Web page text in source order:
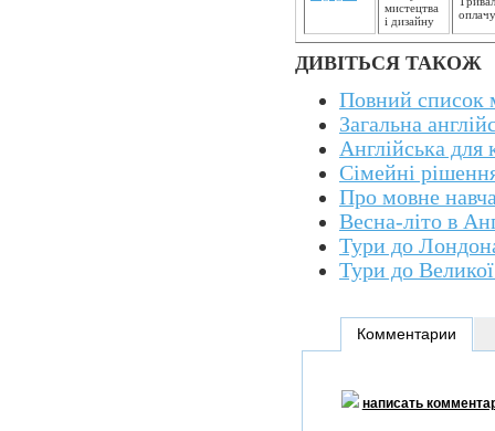
мистецтва
і дизайну
ДИВІТЬСЯ ТАКОЖ
Повний список
Загальна
Англійська для
Сімейні
Про мовне
Весна-літо в
Тури до
Тури до Великої
Комментарии
написать